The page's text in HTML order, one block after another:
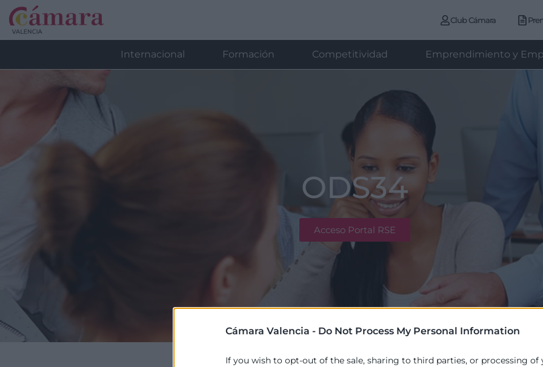
Cámara Valencia - Do Not Process My Personal Information
If you wish to opt-out of the sale, sharing to third parties, or processing of
Club Cámara
Internacional Formación Competitividad Emprendimiento y
ODS34
Acceso Portal RSE